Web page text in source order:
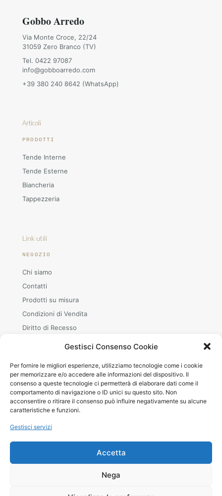
Gestisci Consenso Cookie
Per fornire le migliori esperienze, utilizziamo tecnologie come i cookie
per memorizzare e/o accedere alle informazioni del dispositivo. Il
consenso a queste tecnologie ci permetterà di elaborare dati come il
comportamento di navigazione o ID unici su questo sito. Non
acconsentire o ritirare il consenso può influire negativamente su alcune
caratteristiche e funzioni.
Gestisci servizi
Accetta
Nega
Gobbo Arredo
Via Monte Croce, 22/24
31059 Zero Branco (TV)
Tel. 0422 97087
info@gobboarredo.com
+39 380 240 8642 (WhatsApp)
Articoli
PRODOTTI
Tende Interne
Tende Esterne
Biancheria
Tappezzeria
Link utili
NEGOZIO
Chi siamo
Contatti
Prodotti su misura
Condizioni di Vendita
Diritto di Recesso
ORARI
Mar–Sab
08.30–12.00 · 15.00–19.00
+39 380 240 8642 (WhatsApp)
Muffin group
Powered byWordPress